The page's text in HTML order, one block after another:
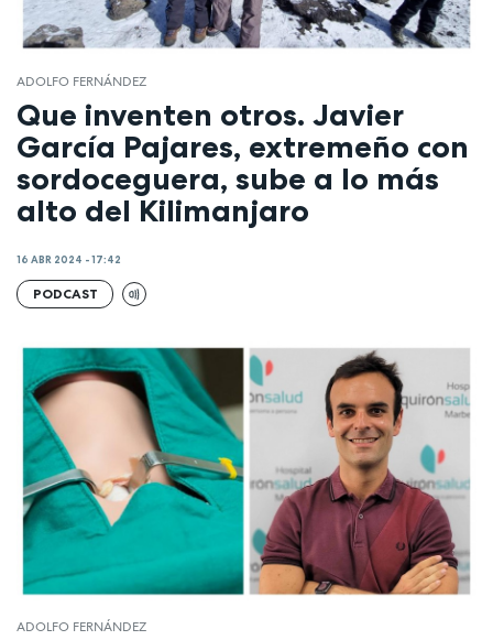
ADOLFO FERNÁNDEZ
Que inventen otros. Javier
García Pajares, extremeño con
sordoceguera, sube a lo más
alto del Kilimanjaro
16 ABR 2024 - 17:42
PODCAST
ADOLFO FERNÁNDEZ